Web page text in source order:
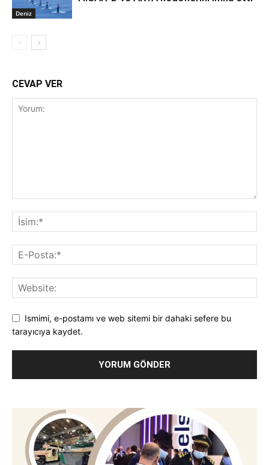
Deniz
CEVAP VER
Ismimi, e-postamı ve web sitemi bir dahaki sefere bu
tarayıcıya kaydet.